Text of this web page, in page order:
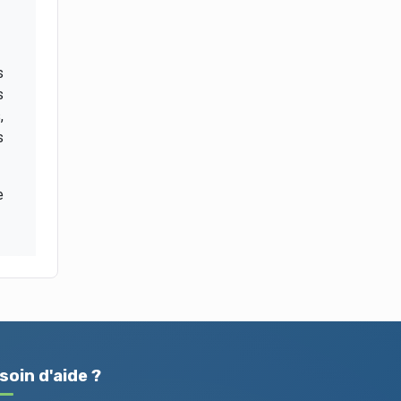
d'aide ?